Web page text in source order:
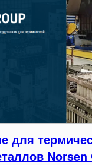
для
Norsen